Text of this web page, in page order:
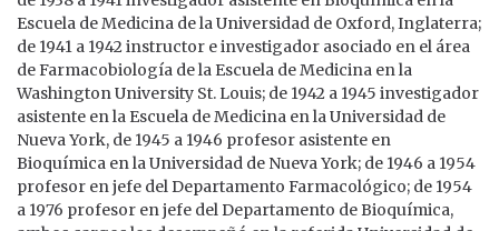
Escuela de Medicina de la Universidad de Oxford, Inglaterra;
de 1941 a 1942 instructor e investigador asociado en el área
de Farmacobiología de la Escuela de Medicina en la
Washington University St. Louis; de 1942 a 1945 investigador
asistente en la Escuela de Medicina en la Universidad de
Nueva York, de 1945 a 1946 profesor asistente en
Bioquímica en la Universidad de Nueva York; de 1946 a 1954
profesor en jefe del Departamento Farmacológico; de 1954
a 1976 profesor en jefe del Departamento de Bioquímica,